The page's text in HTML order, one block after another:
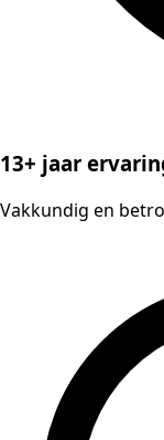
13+ jaar
Vakkundig en